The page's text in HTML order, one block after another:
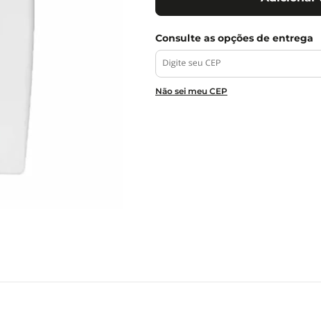
Não sei meu CEP